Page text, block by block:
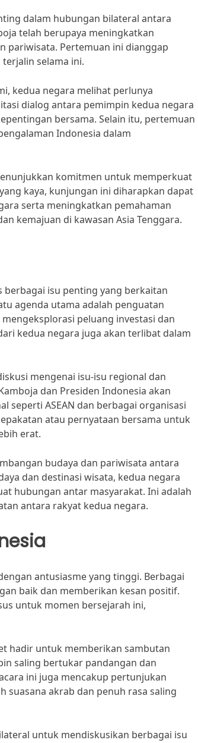
dalam hubungan bilateral antara
telah berupaya meningkatkan
pariwisata. Pertemuan ini dianggap
selama ini.
kedua negara melihat perlunya
dialog antara pemimpin kedua negara
bersama. Selain itu, pertemuan
Indonesia dalam
komitmen untuk memperkuat
kaya, kunjungan ini diharapkan dapat
serta meningkatkan pemahaman
kemajuan di kawasan Asia Tenggara.
berbagai isu penting yang berkaitan
agenda utama adalah penguatan
peluang investasi dan
kedua negara juga akan terlibat dalam
mengenai isu-isu regional dan
dan Presiden Indonesia akan
seperti ASEAN dan berbagai organisasi
atau pernyataan bersama untuk
erat.
budaya dan pariwisata antara
dan destinasi wisata, kedua negara
hubungan antar masyarakat. Ini adalah
antara rakyat kedua negara.
antusiasme yang tinggi. Berbagai
baik dan memberikan kesan positif.
untuk momen bersejarah ini,
hadir untuk memberikan sambutan
saling bertukar pandangan dan
ini juga mencakup pertunjukan
suasana akrab dan penuh rasa saling
untuk mendiskusikan berbagai isu